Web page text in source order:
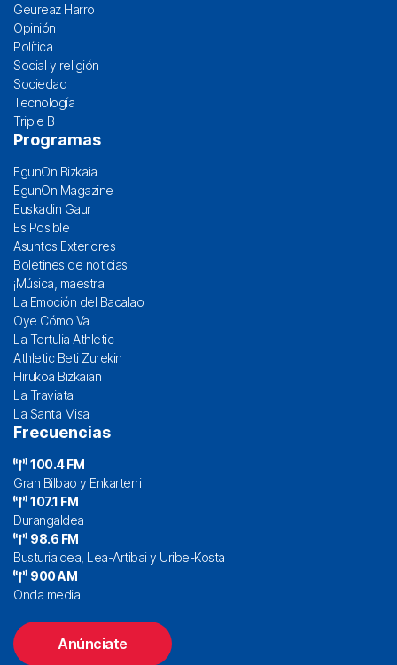
Geureaz Harro
Opinión
Política
Social y religión
Sociedad
Tecnología
Triple B
Programas
EgunOn Bizkaia
EgunOn Magazine
Euskadin Gaur
Es Posible
Asuntos Exteriores
Boletines de noticias
¡Música, maestra!
La Emoción del Bacalao
Oye Cómo Va
La Tertulia Athletic
Athletic Beti Zurekin
Hirukoa Bizkaian
La Traviata
La Santa Misa
Frecuencias
100.4 FM
Gran Bilbao y Enkarterri
107.1 FM
Durangaldea
98.6 FM
Busturialdea, Lea-Artibai y Uribe-Kosta
900 AM
Onda media
Anúnciate